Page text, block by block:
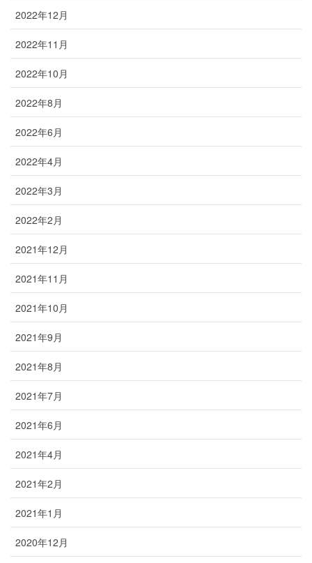
2022年12月
2022年11月
2022年10月
2022年8月
2022年6月
2022年4月
2022年3月
2022年2月
2021年12月
2021年11月
2021年10月
2021年9月
2021年8月
2021年7月
2021年6月
2021年4月
2021年2月
2021年1月
2020年12月